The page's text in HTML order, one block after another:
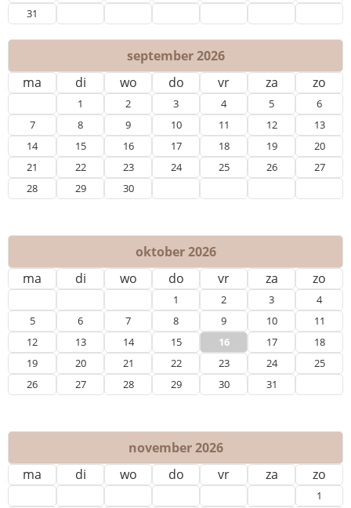
31
september 2026
ma
di wo do vr za zo
1 2 3 4 5
6
7
8 9 10 11 12
13
14
15 16 17 18 19
20
21
22 23 24 25 26
27
28
29 30
oktober 2026
ma
di wo do vr za zo
1 2 3
4
5
6 7 8 9 10
11
12
13 14 15 16 17
18
19
20 21 22 23 24
25
26
27 28 29 30 31
november 2026
ma
di wo do vr za zo
1